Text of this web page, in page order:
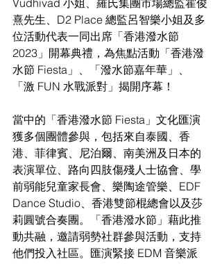
熹先生、D2 Place 總監呂智樂小姐及多
位活動代表一同出席「香港潑水節
2023」開幕典禮，為焦點活動「香港潑
水節 Fiesta」、「潑水節嘉年華」、
「激 FUN 水戰派對」揭開序幕！
當中的「香港潑水節 Fiesta」文化匯演
獲多個團體參與，包括來自泰國、香
港、菲律賓、尼泊爾、南美洲及日本的
表演單位、路向四肢傷殘人士協會、學
前弱能兒童家長會、樂陶途管樂、EDF
Dance Studio、香港雙節棍總會以及莎
莉圓號合奏團。「香港潑水節」藉此推
動共融，邀請弱勢社群參與活動，支持
他們投入社區。匯演緊接 EDM 音樂派